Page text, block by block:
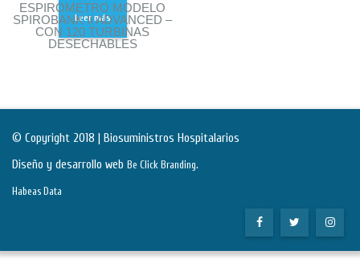
ESPIROMETRO MODELO
SPIROBANK II ADVANCED –
CON 120 TURBINAS
DESECHABLES
Leer más
© Copyright 2018 | Biosuministros Hospitalarios
Diseño y desarrollo web Be Click Branding.
Habeas Data